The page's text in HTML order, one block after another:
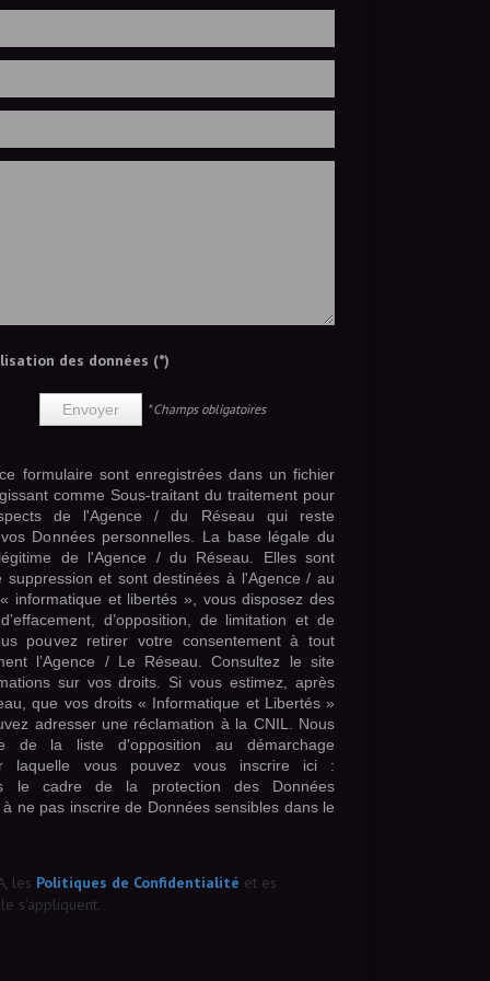
des données (*)
Envoyer * Champs obligatoires
formulaire sont enregistrées dans un fichier
comme Sous-traitant du traitement pour
de l'Agence / du Réseau qui reste
Données personnelles. La base légale du
de l'Agence / du Réseau. Elles sont
suppression et sont destinées à l'Agence / au
informatique et libertés », vous disposez des
d’opposition, de limitation et de
pouvez retirer votre consentement à tout
l’Agence / Le Réseau. Consultez le site
sur vos droits. Si vous estimez, après
que vos droits « Informatique et Libertés »
adresser une réclamation à la CNIL. Nous
de la liste d'opposition au démarchage
laquelle vous pouvez vous inscrire ici :
le cadre de la protection des Données
ne pas inscrire de Données sensibles dans le
les Politiques de Confidentialité et es
s'appliquent.